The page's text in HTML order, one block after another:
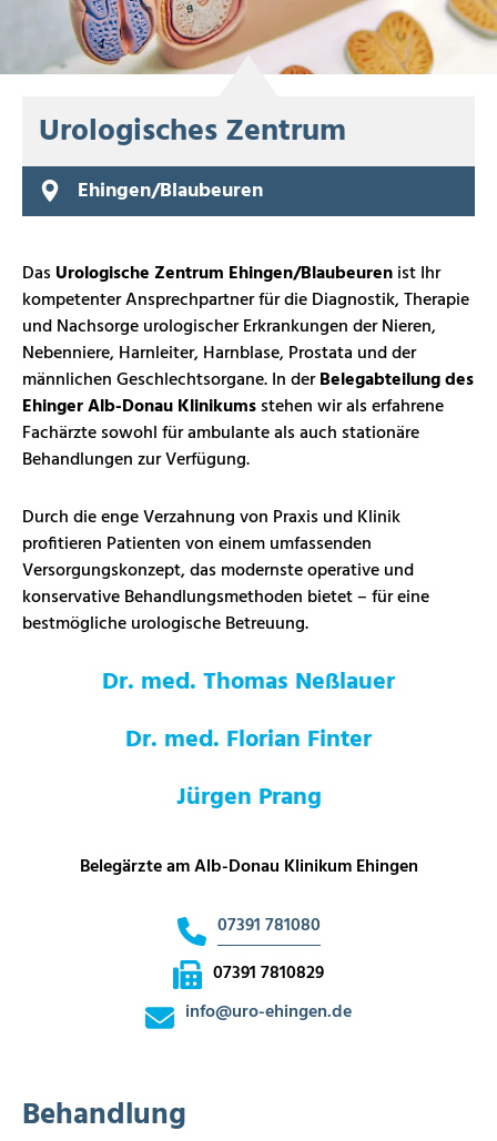
Urologisches Zentrum
Ehingen/Blaubeuren
DasUrologische Zentrum Ehingen/Blaubeurenist Ihr
kompetenter Ansprechpartner für die Diagnostik, Therapie
und Nachsorge urologischer Erkrankungen der Nieren,
Nebenniere, Harnleiter, Harnblase, Prostata und der
männlichen Geschlechtsorgane. In derBelegabteilung des
Ehinger Alb-Donau Klinikumsstehen wir als erfahrene
Fachärzte sowohl für ambulante als auch stationäre
Behandlungen zur Verfügung.
Durch die enge Verzahnung von Praxis und Klinik
profitieren Patienten von einem umfassenden
Versorgungskonzept, das modernste operative und
konservative Behandlungsmethoden bietet – für eine
bestmögliche urologische Betreuung.
Dr. med. Thomas Neßlauer
Dr. med. Florian Finter
Jürgen Prang
Belegärzte am Alb-Donau Klinikum Ehingen
07391 781080
07391 7810829
info@uro-ehingen.de
Behandlung